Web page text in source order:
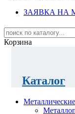
ЗАЯВКА НА
Корзина
Каталог